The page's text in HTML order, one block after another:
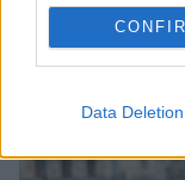
Data Deletion
2